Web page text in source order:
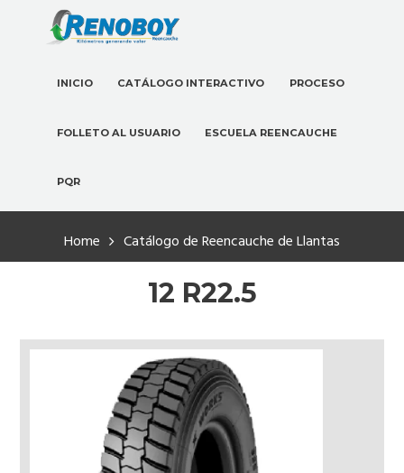
INICIO CATÁLOGO INTERACTIVO PROCESO
FOLLETO AL USUARIO ESCUELA REENCAUCHE
PQR
Home Catálogo de Reencauche de Llantas
12 R22.5